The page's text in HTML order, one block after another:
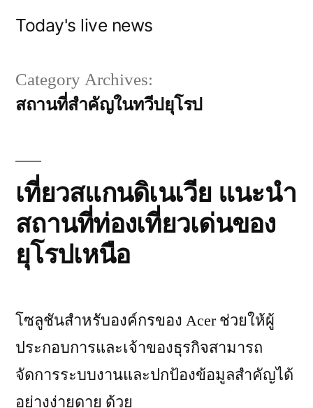
Today's live news
Category Archives:
สถานที่สำคัญในทวีปยุโรป
เที่ยวสแกนดิเนเวีย แนะนำ
สถานที่ท่องเที่ยวเด่นของ
ยุโรปเหนือ
โซลูชันสำหรับองค์กรของ Acer ช่วยให้ผู้
ประกอบการและเจ้าของธุรกิจสามารถ
จัดการระบบงานและปกป้องข้อมูลสำคัญได้
อย่างง่ายดาย ด้วย